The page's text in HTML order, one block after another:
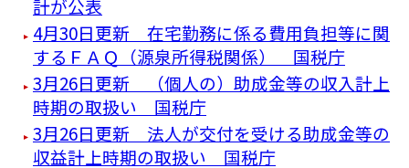
計が公表
4月30日更新 在宅勤務に係る費用負担等に関
するＦＡＱ（源泉所得税関係） 国税庁
3月26日更新 （個人の）助成金等の収入計上
時期の取扱い 国税庁
3月26日更新 法人が交付を受ける助成金等の
収益計上時期の取扱い 国税庁